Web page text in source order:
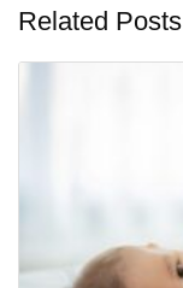
Related Posts